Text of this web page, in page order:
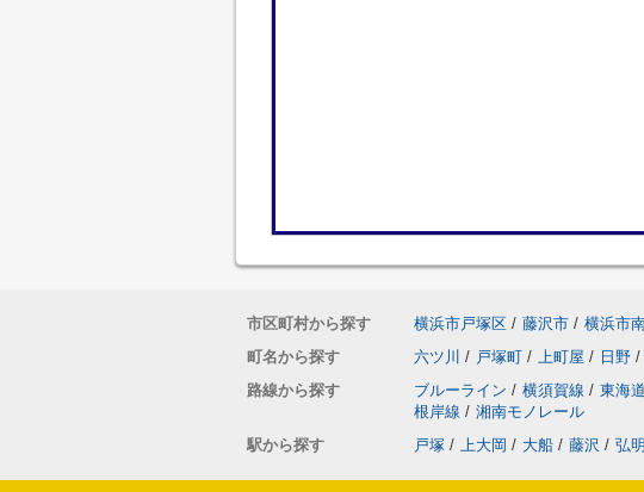
市区町村から探す 横浜市戸塚区 / 藤沢市 / 横浜市
町名から探す
六ツ川 / 戸塚町 / 上町屋 / 日野 /
路線から探す
ブルーライン / 横須賀線 / 東海
根岸線 / 湘南モノレール
駅から探す
戸塚 / 上大岡 / 大船 / 藤沢 / 弘